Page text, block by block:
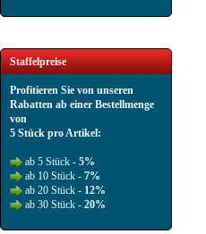
Staffelpreise
Profitieren Sie von unseren
Rabatten ab einer Bestellmenge
von
5 Stück pro Artikel:
ab 5 Stück - 5%
ab 10 Stück - 7%
ab 20 Stück - 12%
ab 30 Stück - 20%